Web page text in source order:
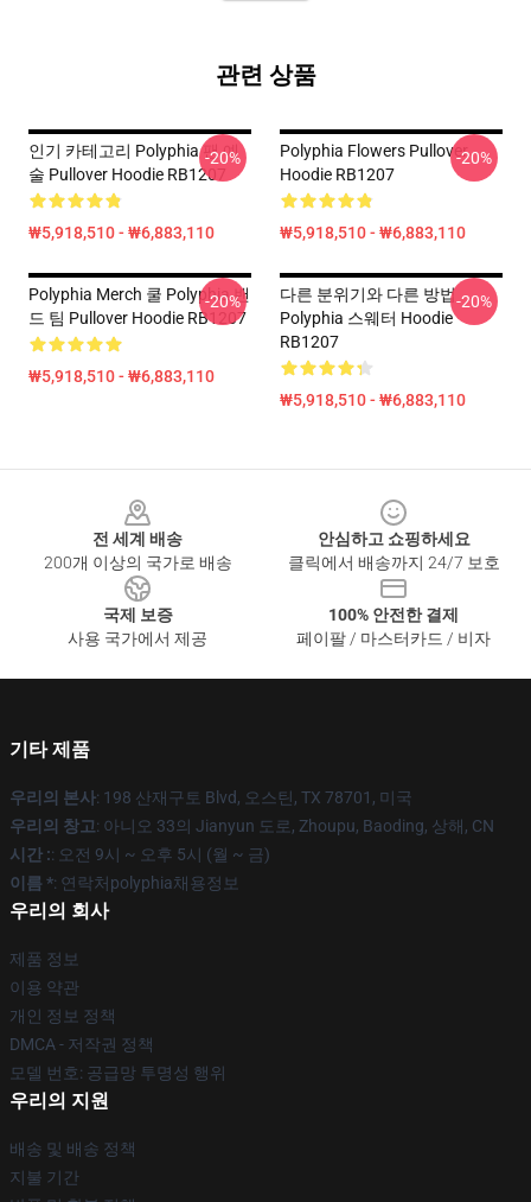
관련 상품
인기 카테고리 Polyphia 팬 예
술 Pullover Hoodie RB1207
₩5,918,510 - ₩6,883,110
-20%
Polyphia Flowers Pullover
Hoodie RB1207
₩5,918,510 - ₩6,883,110
-20%
Polyphia Merch 쿨 Polyphia 밴
드 팀 Pullover Hoodie RB1207
₩5,918,510 - ₩6,883,110
-20%
다른 분위기와 다른 방법
Polyphia 스웨터 Hoodie
RB1207
₩5,918,510 - ₩6,883,110
-20%
전 세계 배송
200개 이상의 국가로 배송
안심하고 쇼핑하세요
클릭에서 배송까지 24/7 보호
국제 보증
사용 국가에서 제공
100% 안전한 결제
페이팔 / 마스터카드 / 비자
기타 제품
우리의 본사: 198 산재구토 Blvd, 오스틴, TX 78701, 미국
우리의 창고: 아니오 33의 Jianyun 도로, Zhoupu, Baoding, 상해, CN
시간 :: 오전 9시 ~ 오후 5시 (월 ~ 금)
이름 *: 연락처polyphia채용정보
우리의 회사
제품 정보
이용 약관
개인 정보 정책
DMCA - 저작권 정책
모델 번호: 공급망 투명성 행위
우리의 지원
배송 및 배송 정책
지불 기간